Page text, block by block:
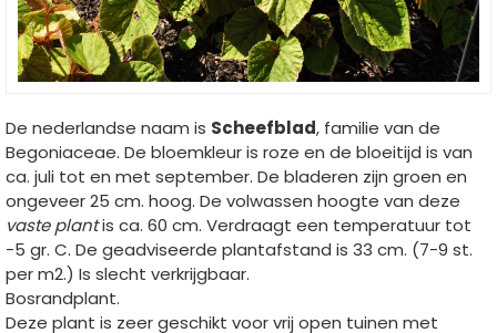
De nederlandse naam is Scheefblad, familie van de
Begoniaceae. De bloemkleur is roze en de bloeitijd is van
ca. juli tot en met september. De bladeren zijn groen en
ongeveer 25 cm. hoog. De volwassen hoogte van deze
vaste plantis ca. 60 cm. Verdraagt een temperatuur tot
-5 gr. C. De geadviseerde plantafstand is 33 cm. (7-9 st.
per m2.) Is slecht verkrijgbaar.
Bosrandplant.
Deze plant is zeer geschikt voor vrij open tuinen met